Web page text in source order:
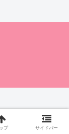
プ サイドバー